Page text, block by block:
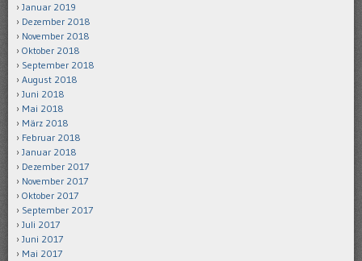
Januar 2019
Dezember 2018
November 2018
Oktober 2018
September 2018
August 2018
Juni 2018
Mai 2018
März 2018
Februar 2018
Januar 2018
Dezember 2017
November 2017
Oktober 2017
September 2017
Juli 2017
Juni 2017
Mai 2017